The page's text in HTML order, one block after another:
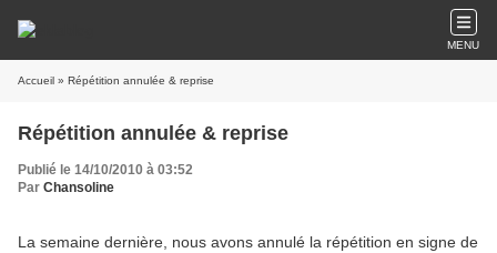
MENU
Accueil » Répétition annulée & reprise
Répétition annulée & reprise
Publié le 14/10/2010 à 03:52
Par Chansoline
La semaine dernière, nous avons annulé la répétition en signe de